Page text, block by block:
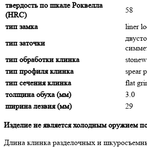
твердость по шкале Роквелла
(HRC)
58
тип замка
liner
тип заточки
тип обработки клинка
тип профиля клинка
spear
тип сечения клинка
flat
толщина обуха (мм)
3.0
ширина лезвия (мм)
29
Изделие не является холодным оружием
Длина клинка разделочных и